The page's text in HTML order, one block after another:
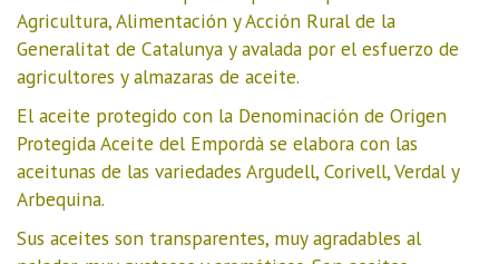
Agricultura, Alimentación y Acción Rural de la
Generalitat de Catalunya y avalada por el esfuerzo de
agricultores y almazaras de aceite.
El aceite protegido con la Denominación de Origen
Protegida Aceite del Empordà se elabora con las
aceitunas de las variedades Argudell, Corivell, Verdal y
Arbequina.
Sus aceites son transparentes, muy agradables al